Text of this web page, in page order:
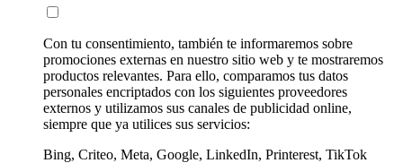
Con tu consentimiento, también te informaremos sobre
promociones externas en nuestro sitio web y te mostraremos
productos relevantes. Para ello, comparamos tus datos
personales encriptados con los siguientes proveedores
externos y utilizamos sus canales de publicidad online,
siempre que ya utilices sus servicios:
Bing, Criteo, Meta, Google, LinkedIn, Printerest, TikTok